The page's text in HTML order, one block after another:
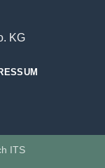
KG
ITS